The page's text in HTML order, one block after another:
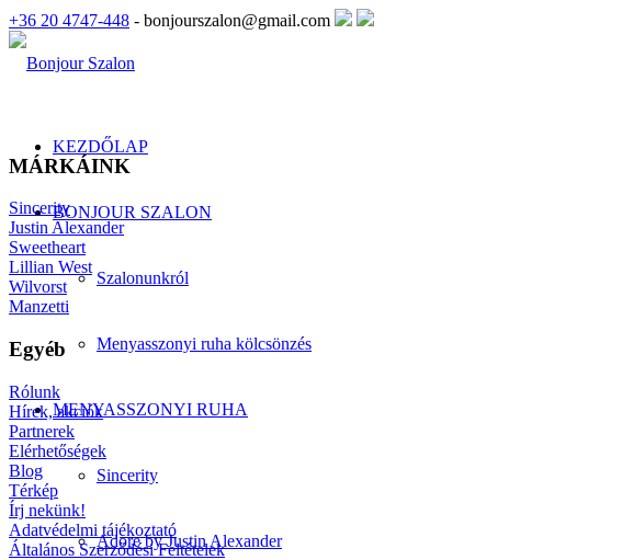
+36 20 4747-448 - bonjourszalon@gmail.com
KEZDŐLAP
BONJOUR SZALON
Szalonunkról
Menyasszonyi ruha kölcsönzés
MENYASSZONYI RUHA
Sincerity
Adore by Justin Alexander
MÁRKÁINK
Sincerity
Justin Alexander
Sweetheart
Lillian West
Wilvorst
Manzetti
Egyéb
Rólunk
Hírek, akciók
Partnerek
Elérhetőségek
Blog
Térkép
Írj nekünk!
Adatvédelmi tájékoztató
Általános Szerződési Feltételek